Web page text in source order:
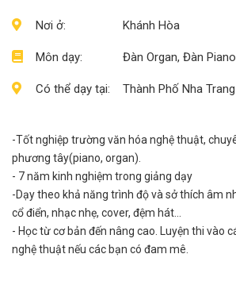
Nơi ở:
Môn dạy:
Có thể dạy tại:
Khánh Hòa
Đàn Organ, Đàn Piano
Thành Phố Nha Trang
-Tốt nghiệp trường văn hóa nghệ thuật,
phương tây(piano, organ).
- 7 năm kinh nghiệm trong giảng dạy
-Dạy theo khả năng trình độ và sở thích âm
cổ điển, nhạc nhẹ, cover, đệm hát...
- Học từ cơ bản đến nâng cao. Luyện thi vào
nghệ thuật nếu các bạn có đam mê.